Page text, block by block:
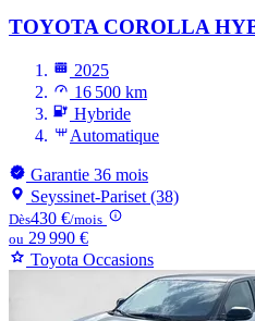
TOYOTA COROLLA
2025
16 500 km
Hybride
Automatique
Garantie 36 mois
Seyssinet-Pariset (38)
Dès430 €/mois
ou 29 990 €
Toyota Occasions